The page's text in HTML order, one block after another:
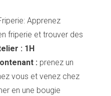
Apprenez
friperie et trouver des
: 1H
: prenez un
vous et venez chez
en une bougie